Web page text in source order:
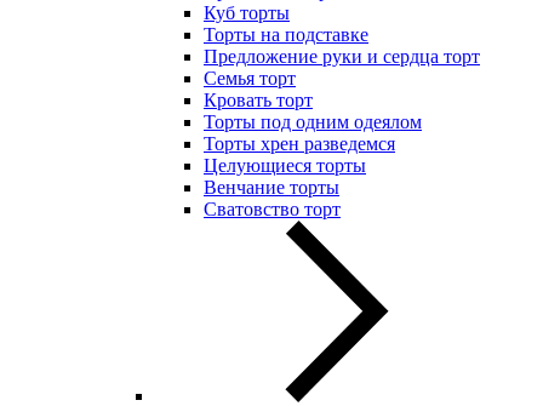
Куб торты
Торты на подставке
Предложение руки и сердца торт
Семья торт
Кровать торт
Торты под одним одеялом
Торты хрен разведемся
Целующиеся торты
Венчание торты
Сватовство торт